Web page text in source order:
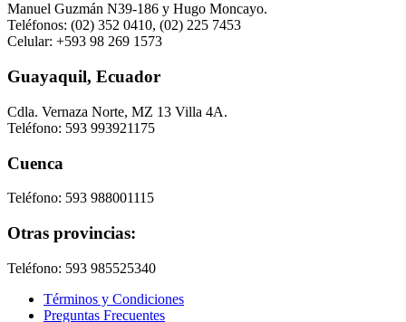
Manuel Guzmán N39-186 y Hugo Moncayo.
Teléfonos: (02) 352 0410, (02) 225 7453
Celular: +593 98 269 1573
Guayaquil, Ecuador
Cdla. Vernaza Norte, MZ 13 Villa 4A.
Teléfono: 593 993921175
Cuenca
Teléfono: 593 988001115
Otras provincias:
Teléfono: 593 985525340
Términos y Condiciones
Preguntas Frecuentes